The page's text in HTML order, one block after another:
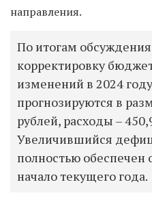
направления.
По итогам
корректировку
изменений в 2024
прогнозируются в
рублей, расходы –
Увеличившийся
полностью обеспечен
начало текущего года.